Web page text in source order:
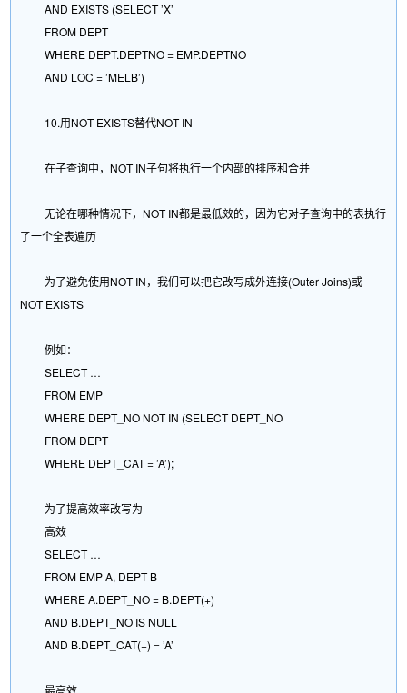
AND EXISTS (SELECT ’X’
FROM DEPT
WHERE DEPT.DEPTNO = EMP.DEPTNO
AND LOC = ’MELB’)
10.用NOT EXISTS替代NOT IN
在子查询中，NOT IN子句将执行一个内部的排序和合并
无论在哪种情况下，NOT IN都是最低效的，因为它对子查询中的表执行
了一个全表遍历
为了避免使用NOT IN，我们可以把它改写成外连接(Outer Joins)或
NOT EXISTS
例如：
SELECT …
FROM EMP
WHERE DEPT_NO NOT IN (SELECT DEPT_NO
FROM DEPT
WHERE DEPT_CAT = ’A’);
为了提高效率改写为
高效
SELECT …
FROM EMP A, DEPT B
WHERE A.DEPT_NO = B.DEPT(+)
AND B.DEPT_NO IS NULL
AND B.DEPT_CAT(+) = ’A’
最高效